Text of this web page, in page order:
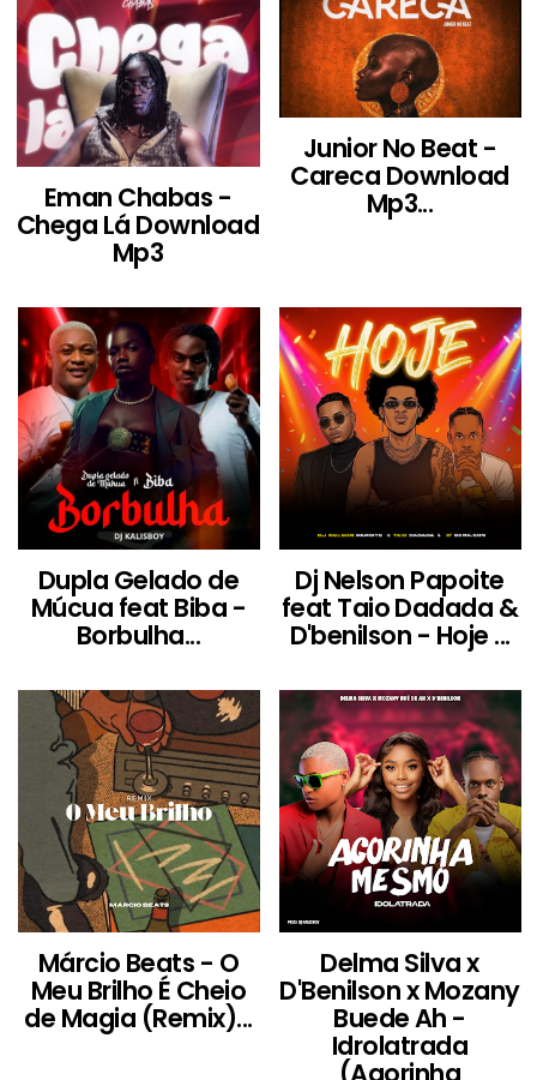
Eman Chabas -
Chega Lá Download
Mp3
Junior No Beat -
Careca Download
Mp3...
Dupla Gelado de
Múcua feat Biba -
Borbulha...
Dj Nelson Papoite
feat Taio Dadada &
D'benilson - Hoje ...
Márcio Beats - O
Meu Brilho É Cheio
de Magia (Remix)...
Delma Silva x
D'Benilson x Mozany
Buede Ah -
Idrolatrada